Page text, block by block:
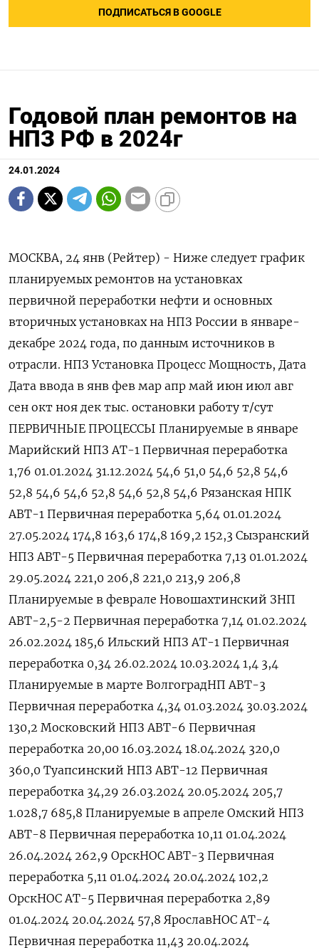
ПОДПИСАТЬСЯ В GOOGLE
Годовой план ремонтов на
НПЗ РФ в 2024г
24.01.2024
МОСКВА, 24 янв (Рейтер) - Ниже следует график планируемых ремонтов на установках первичной переработки нефти и основных вторичных установках на НПЗ России в январе-декабре 2024 года, по данным источников в отрасли. НПЗ Установка Процесс Мощность, Дата Дата ввода в янв фев мар апр май июн июл авг сен окт ноя дек тыс. остановки работу т/сут ПЕРВИЧНЫЕ ПРОЦЕССЫ Планируемые в январе Марийский НПЗ АТ-1 Первичная переработка 1,76 01.01.2024 31.12.2024 54,6 51,0 54,6 52,8 54,6 52,8 54,6 54,6 52,8 54,6 52,8 54,6 Рязанская НПК АВТ-1 Первичная переработка 5,64 01.01.2024 27.05.2024 174,8 163,6 174,8 169,2 152,3 Сызранский НПЗ АВТ-5 Первичная переработка 7,13 01.01.2024 29.05.2024 221,0 206,8 221,0 213,9 206,8 Планируемые в феврале Новошахтинский ЗНП АВТ-2,5-2 Первичная переработка 7,14 01.02.2024 26.02.2024 185,6 Ильский НПЗ АТ-1 Первичная переработка 0,34 26.02.2024 10.03.2024 1,4 3,4 Планируемые в марте ВолгоградНП АВТ-3 Первичная переработка 4,34 01.03.2024 30.03.2024 130,2 Московский НПЗ АВТ-6 Первичная переработка 20,00 16.03.2024 18.04.2024 320,0 360,0 Туапсинский НПЗ АВТ-12 Первичная переработка 34,29 26.03.2024 20.05.2024 205,7 1.028,7 685,8 Планируемые в апреле Омский НПЗ АВТ-8 Первичная переработка 10,11 01.04.2024 26.04.2024 262,9 ОрскНОС АВТ-3 Первичная переработка 5,11 01.04.2024 20.04.2024 102,2 ОрскНОС АТ-5 Первичная переработка 2,89 01.04.2024 20.04.2024 57,8 ЯрославНОС АТ-4 Первичная переработка 11,43 20.04.2024 16.05.2024 125,7 182,9 Антипинский НПЗ АТ-2 Первичная переработка 9,43 21.04.2024 12.05.2024 94,3 113,2 Антипинский НПЗ АТ-3 Первичная переработка 14,29 21.04.2024 12.05.2024 142,9 171,5 Антипинский НПЗ АТ-1 Первичная переработка 2,25 21.04.2024 05.05.2024 22,5 11,3 Марийский НПЗ АТ-2 Первичная переработка 2,57 22.04.2024 10.05.2024 23,1 25,7 ВолгоградНП АВТ-6 Первичная переработка 14,57 25.04.2024 03.06.2024 87,4 451,7 43,7 Планируемые в мае Уфанефтехим АВТ-2 Первичная переработка 4,29 01.05.2024 17.06.2024 133,0 72,9 Астраханский ГПЗ У-1.731 блок АТ Первичная переработка 8,34 10.05.2024 07.09.2024 183,5 250,2 258,5 258,5 58,4 Комсомольский НПЗ АВТ-2 Первичная переработка 6,54 10.05.2024 10.06.2024 143,9 65,4 Планируемые в июне Ново-Уфимский НПЗ АВТм-1 Первичная переработка 5,65 01.06.2024 28.07.2024 169,5 158,2 КиришиНОС АВТ-2 Первичная переработка 8,00 05.06.2024 24.07.2024 208,0 192,0 Планируемые в июле НОВАТЭК Усть-Луга УПГК-1 Первичная переработка 8,57 06.07.2024 20.07.2024 128,6 Сургутский ЗСК УМТ Первичная переработка 11,43 10.07.2024 21.07.2024 137,2